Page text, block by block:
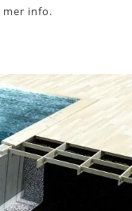
mer info.